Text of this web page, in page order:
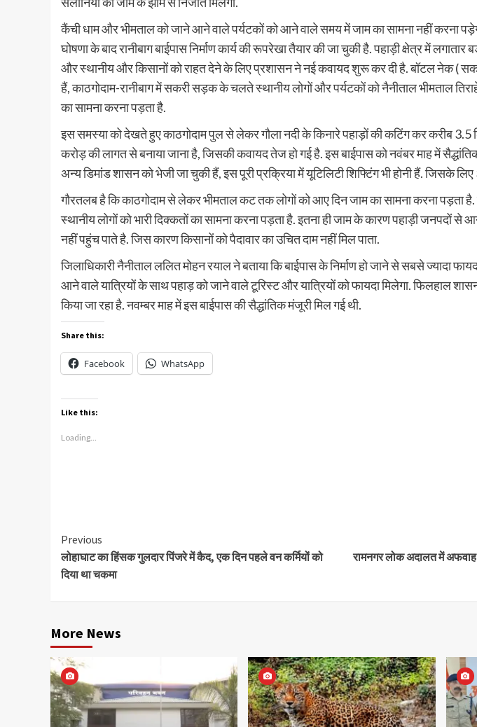
कैंची धाम और भीमताल को जाने आने वाले पर्यटकों को आने वाले समय में जाम का सामना नहीं करना
घोषणा के बाद रानीबाग बाईपास निर्माण कार्य की रूपरेखा तैयार की जा चुकी है. पहाड़ी क्षेत्र में
और स्थानीय और किसानों को राहत देने के लिए प्रशासन ने नई कवायद शुरू कर दी है. बॉटल नेक (
हैं, काठगोदाम-रानीबाग में सकरी सड़क के चलते स्थानीय लोगों और पर्यटकों को नैनीताल भीमताल
का सामना करना पड़ता है.
इस समस्या को देखते हुए काठगोदाम पुल से लेकर गौला नदी के किनारे पहाड़ों की कटिंग कर करीब 3.5
करोड़ की लागत से बनाया जाना है, जिसकी कवायद तेज हो गई है. इस बाईपास को नवंबर माह में
अन्य डिमांड शासन को भेजी जा चुकी हैं, इस पूरी प्रक्रिया में यूटिलिटी शिफ्टिंग भी होनी हैं. जिसके
गौरतलब है कि काठगोदाम से लेकर भीमताल कट तक लोगों को आए दिन जाम का सामना करना पड़ता
स्थानीय लोगों को भारी दिक्कतों का सामना करना पड़ता है. इतना ही जाम के कारण पहाड़ी जनपदों से
नहीं पहुंच पाते है. जिस कारण किसानों को पैदावार का उचित दाम नहीं मिल पाता.
जिलाधिकारी नैनीताल ललित मोहन रयाल ने बताया कि बाईपास के निर्माण हो जाने से सबसे ज्यादा
आने वाले यात्रियों के साथ पहाड़ को जाने वाले टूरिस्ट और यात्रियों को फायदा मिलेगा. फिलहाल
किया जा रहा है. नवम्बर माह में इस बाईपास की सैद्धांतिक मंजूरी मिल गई थी.
Share this:
Facebook WhatsApp
Like this:
Loading...
Continue
Reading
Previous
लोहाघाट का हिंसक गुलदार पिंजरे में कैद, एक दिन पहले वन कर्मियों को
दिया था चकमा
रामनगर लोक अदालत में
More News